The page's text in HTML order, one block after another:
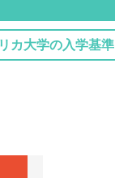
カ大学の入学基準